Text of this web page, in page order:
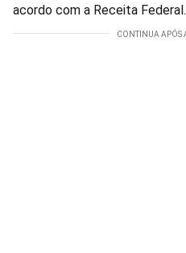
acordo com a Receita Federal.